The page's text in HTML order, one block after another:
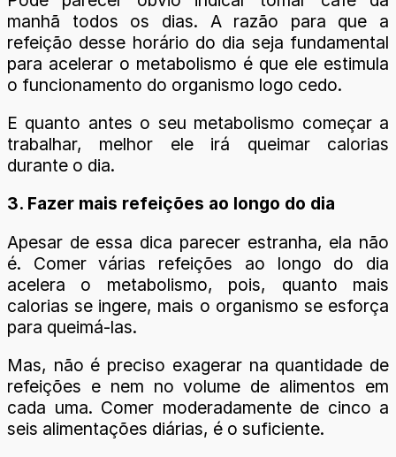
manhã todos os dias. A razão para que a
refeição desse horário do dia seja fundamental
para acelerar o metabolismo é que ele estimula
o funcionamento do organismo logo cedo.
E quanto antes o seu metabolismo começar a
trabalhar, melhor ele irá queimar calorias
durante o dia.
3. Fazer mais refeições ao longo do dia
Apesar de essa dica parecer estranha, ela não
é. Comer várias refeições ao longo do dia
acelera o metabolismo, pois, quanto mais
calorias se ingere, mais o organismo se esforça
para queimá-las.
Mas, não é preciso exagerar na quantidade de
refeições e nem no volume de alimentos em
cada uma. Comer moderadamente de cinco a
seis alimentações diárias, é o suficiente.